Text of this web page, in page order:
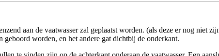
aan de vaatwasser zal geplaatst worden. (als deze er nog niet
geboord worden, en het andere gat dichtbij de onderkant.